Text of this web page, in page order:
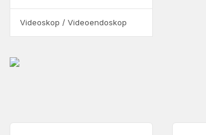
Videoskop / Videoendoskop